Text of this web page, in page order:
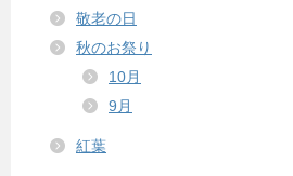
敬老の日
秋のお祭り
10月
9月
紅葉